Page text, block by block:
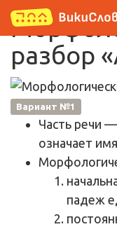
разбор
Вариант №1
Часть речи —
означает
падеж